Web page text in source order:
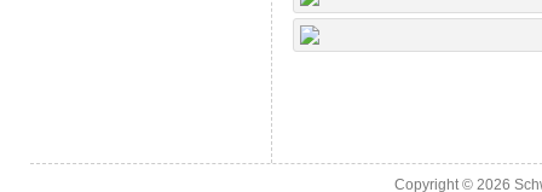
Copyright © 2026